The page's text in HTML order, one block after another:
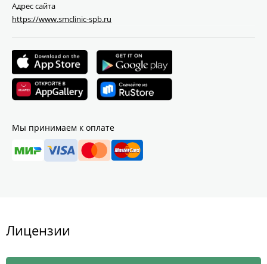
Адрес сайта
https://www.smclinic-spb.ru
Мы принимаем к оплате
Лицензии